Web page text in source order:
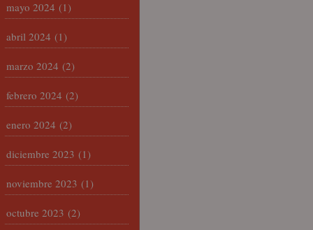
mayo 2024 (1)
abril 2024 (1)
marzo 2024 (2)
febrero 2024 (2)
enero 2024 (2)
diciembre 2023 (1)
noviembre 2023 (1)
octubre 2023 (2)